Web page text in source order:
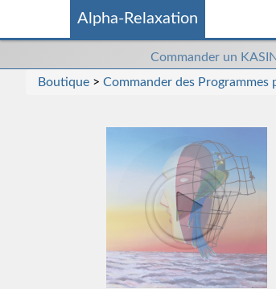
Alpha-Relaxation
Commander
un
kasina
Commander un
Boutique > Commander des Programmes